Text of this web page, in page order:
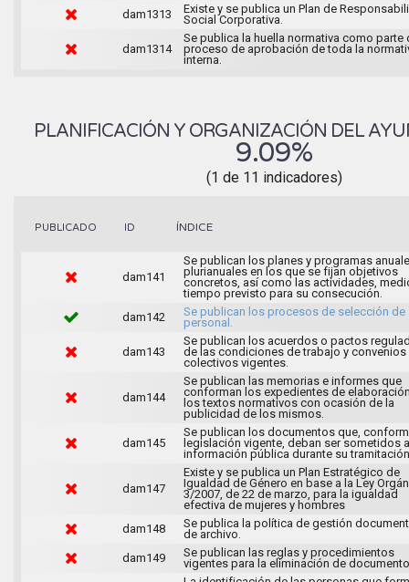
dam1313
Existe y se publica un Plan de
Social Corporativa.
dam1314
Se publica la huella normativa como parte
proceso de aprobación de toda la
interna.
PLANIFICACIÓN Y ORGANIZACIÓN DEL
9.09%
(1 de 11 indicadores)
PUBLICADO ID ÍNDICE
dam141
Se publican los planes y programas
plurianuales en los que se fijan objetivos
concretos, así como las actividades,
tiempo previsto para su consecución.
dam142
Se publican los procesos de selección de
personal.
dam143
Se publican los acuerdos o pactos
de las condiciones de trabajo y convenios
colectivos vigentes.
dam144
Se publican las memorias e informes que
conforman los expedientes de
los textos normativos con ocasión de la
publicidad de los mismos.
dam145
Se publican los documentos que,
legislación vigente, deban ser sometidos a
información pública durante su
dam147
Existe y se publica un Plan Estratégico de
Igualdad de Género en base a la Ley
3/2007, de 22 de marzo, para la igualdad
efectiva de mujeres y hombres
dam148
Se publica la política de gestión
de archivo.
dam149
Se publican las reglas y procedimientos
vigentes para la eliminación de